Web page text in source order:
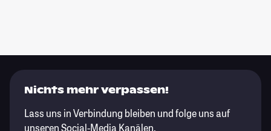
Nichts mehr verpassen!
Lass uns in Verbindung bleiben und folge uns auf
unseren Social-Media Kanälen.